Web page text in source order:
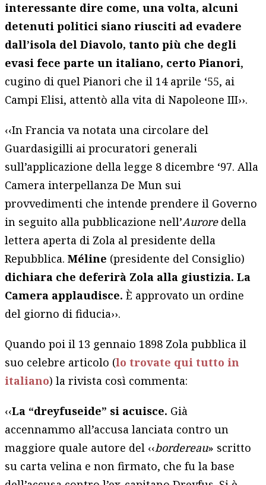
interessante dire come, una volta, alcuni
detenuti politici siano riusciti ad evadere
dall’isola del Diavolo, tanto più che degli
evasi fece parte un italiano, certo Pianori,
cugino di quel Pianori che il 14 aprile ‘55, ai
Campi Elisi, attentò alla vita di Napoleone III››.
‹‹In Francia va notata una circolare del
Guardasigilli ai procuratori generali
sull’applicazione della legge 8 dicembre ‘97. Alla
Camera interpellanza De Mun sui
provvedimenti che intende prendere il Governo
in seguito alla pubblicazione nell’Auroredella
lettera aperta di Zola al presidente della
Repubblica.Méline (presidente del Consiglio)
dichiara che deferirà Zola alla giustizia. La
Camera applaudisce.È approvato un ordine
del giorno di fiducia››.
Quando poi il 13 gennaio 1898 Zola pubblica il
suo celebre articolo (lo trovate qui tutto in
italiano) la rivista così commenta:
‹‹La “dreyfuseide” si acuisce. Già
accennammo all’accusa lanciata contro un
maggiore quale autore del ‹‹bordereau» scritto
su carta velina e non firmato, che fu la base